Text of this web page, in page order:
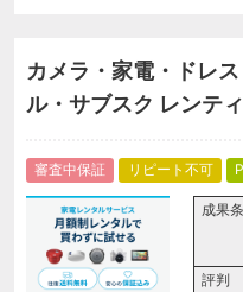
カメラ・家電・ドレ
ル・サブスク レンテ
審査中保証 リピート不可
成果
評判